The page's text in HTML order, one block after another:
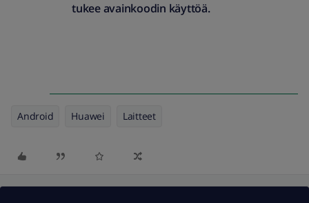
tukee avainkoodin käyttöä.
Android Huawei Laitteet